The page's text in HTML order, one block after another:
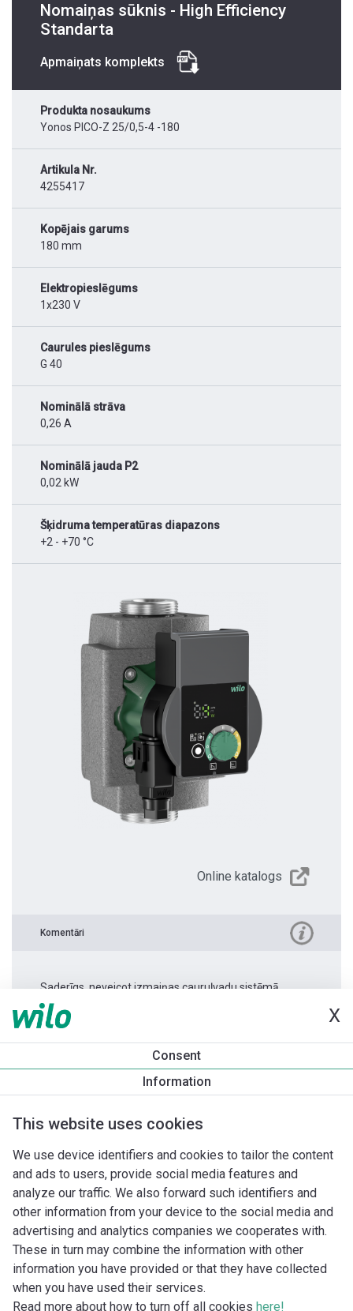
X
Consent
Information
This website uses cookies
We use device identifiers and cookies to tailor the content
and ads to users, provide social media features and
analyze our traffic. We also forward such identifiers and
other information from your device to the social media and
advertising and analytics companies we cooperates with.
These in turn may combine the information with other
information you have provided or that they have collected
when you have used their services.
Read more about how to turn off all cookies here!
Nomaiņas sūknis - High Efficiency
Standarta
Apmaiņats komplekts
Produkta nosaukums
Yonos PICO-Z 25/0,5-4 -180
Artikula Nr.
4255417
Kopējais garums
180 mm
Elektropieslēgums
1x230 V
Caurules pieslēgums
G 40
Nominālā strāva
0,26 A
Nominālā jauda P2
0,02 kW
Šķidruma temperatūras diapazons
+2 - +70 °C
Online katalogs
Komentāri
Saderīgs, neveicot izmaiņas cauruļvadu sistēmā.
Produkta informācija
Yonos PICO-Z 25/0,5-4 -180